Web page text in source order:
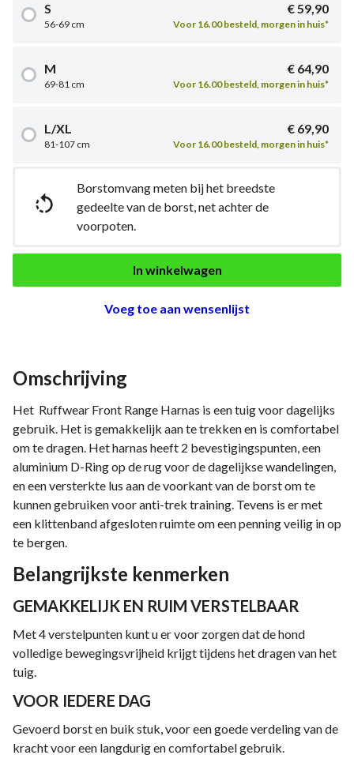
S
56-69 cm
€ 59,90
Voor 16.00 besteld, morgen in huis*
M
69-81 cm
€ 64,90
Voor 16.00 besteld, morgen in huis*
L/XL
81-107 cm
€ 69,90
Voor 16.00 besteld, morgen in huis*

Borstomvang meten bij het breedste
gedeelte van de borst, net achter de
voorpoten.
In winkelwagen
Voeg toe aan wensenlijst
Omschrijving
Het Ruffwear Front Range Harnas is een tuig voor dagelijks
gebruik. Het is gemakkelijk aan te trekken en is comfortabel
om te dragen. Het harnas heeft 2 bevestigingspunten, een
aluminium D-Ring op de rug voor de dagelijkse wandelingen,
en een versterkte lus aan de voorkant van de borst om te
kunnen gebruiken voor anti-trek training. Tevens is er met
een klittenband afgesloten ruimte om een penning veilig in op
te bergen.
Belangrijkste kenmerken
GEMAKKELIJK EN RUIM VERSTELBAAR
Met 4 verstelpunten kunt u er voor zorgen dat de hond
volledige bewegingsvrijheid krijgt tijdens het dragen van het
tuig.
VOOR IEDERE DAG
Gevoerd borst en buik stuk, voor een goede verdeling van de
kracht voor een langdurig en comfortabel gebruik.